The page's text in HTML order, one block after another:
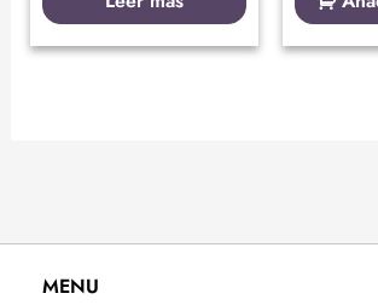
MENU